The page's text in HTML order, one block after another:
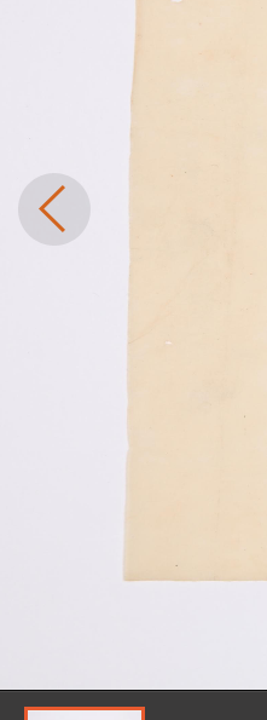
契衙門 總裁 地契文書)
契衙門 總裁 地契文書)
契衙門 總裁 地契文書)
契衙門 總裁 地契文書)
契衙門 總裁 地契文書)
契衙門 總裁 地契文書)
契衙門 總裁 地契文書)
契衙門 總裁 地契文書)
契衙門 總裁 地契文書)
契衙門 總裁 地契文書)
契衙門 總裁 地契文書)
契衙門 總裁 地契文書)
契衙門 總裁 地契文書)
契衙門 總裁 地契文書)
契衙門 總裁 地契文書)
契衙門 總裁 地契文書)
總裁)
總裁)
民有山林略圖)
煥 民有山林略圖)
煥 民有山林略圖)